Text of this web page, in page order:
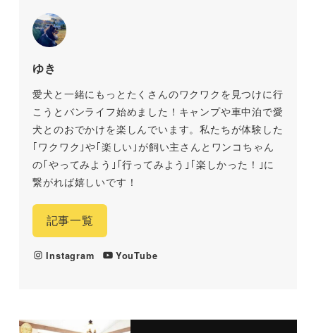
ゆき
愛犬と一緒にもっとたくさんのワクワクを見つけに行
こうとバンライフ始めました！キャンプや車中泊で愛
犬とのおでかけを楽しんでいます。私たちが体験した
｢ワクワク｣や｢楽しい｣が飼い主さんとワンコちゃん
の｢やってみよう｣｢行ってみよう｣｢楽しかった！｣に
繋がれば嬉しいです！
記事一覧
Instagram YouTube